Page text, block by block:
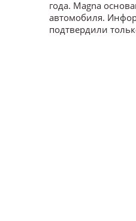
года. Magna
автомобиля.
подтвердили